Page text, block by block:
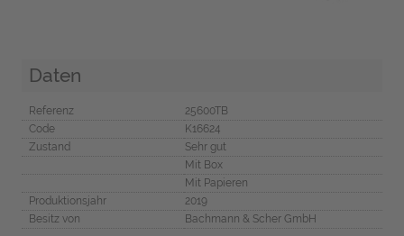
Daten
Referenz
25600TB
Code
K16624
Zustand
Sehr gut
Mit Box
Mit Papieren
Produktionsjahr
2019
Besitz von
Bachmann & Scher GmbH